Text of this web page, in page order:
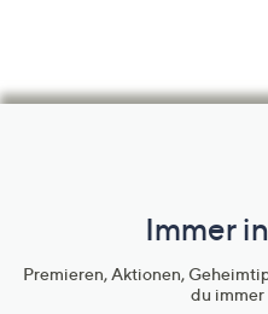
Immer
Premieren, Aktionen,
du immer